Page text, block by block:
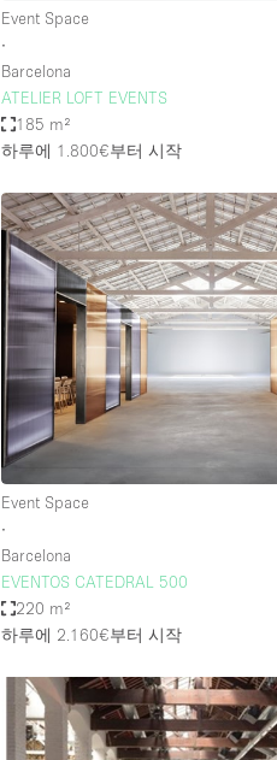
Event Space
∙
Barcelona
ATELIER LOFT EVENTS
185 m²
하루에 1.800€부터 시작
Event Space
∙
Barcelona
EVENTOS CATEDRAL 500
220 m²
하루에 2.160€부터 시작